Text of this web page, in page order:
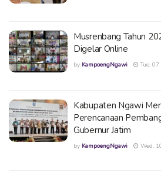
Musrenbang Tahun
Digelar Online
by KampoengNgawi Tue,
Kabupaten Ngawi
Perencanaan
Gubernur Jatim
by KampoengNgawi Wed,